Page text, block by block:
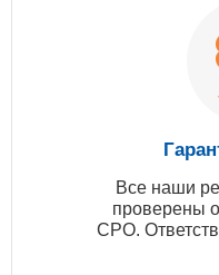
Все наши
проверены
СРО.